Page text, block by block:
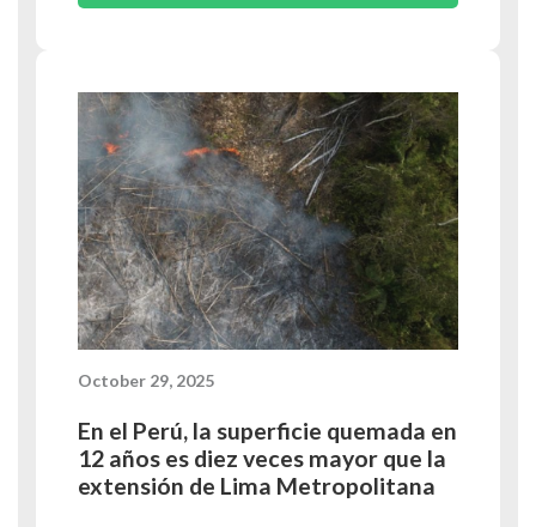
October 29, 2025
En el Perú, la superficie quemada en
12 años es diez veces mayor que la
extensión de Lima Metropolitana